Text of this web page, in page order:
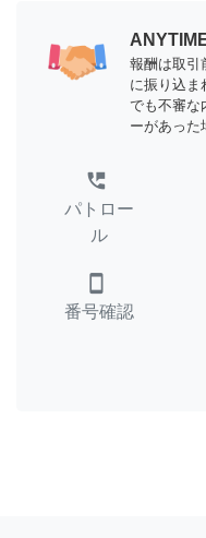
報酬は取引
に振り込ま
でも不審な
ーがあった
perm_phone_msg
パトロー
ル
smartphone
番号確認